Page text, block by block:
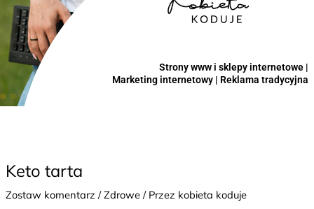
Strony www i sklepy internetowe |
Marketing internetowy | Reklama tradycyjna
Keto tarta
Zostaw komentarz /Zdrowe/ Przez kobieta koduje